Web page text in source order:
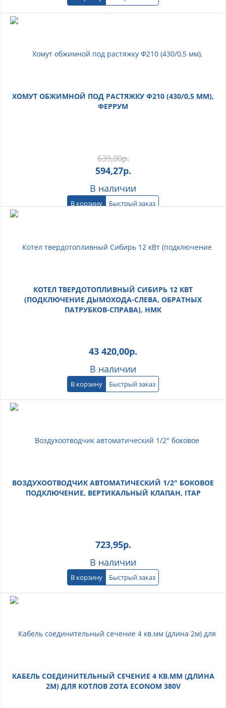
ХОМУТ ОБЖИМНОЙ ПОД РАСТЯЖКУ Ф210 (430/0,5 ММ),
ФЕРРУМ
639,00р.
594,27р.
В наличии
В корзину Быстрый заказ
КОТЕЛ ТВЕРДОТОПЛИВНЫЙ СИБИРЬ 12 КВТ
(ПОДКЛЮЧЕНИЕ ДЫМОХОДА-СЛЕВА, ОБРАТНЫХ
ПАТРУБКОВ-СПРАВА), НМК
43 420,00р.
В наличии
В корзину Быстрый заказ
ВОЗДУХООТВОДЧИК АВТОМАТИЧЕСКИЙ 1/2" БОКОВОЕ
ПОДКЛЮЧЕНИЕ, ВЕРТИКАЛЬНЫЙ КЛАПАН, ITAP
723,95р.
В наличии
В корзину Быстрый заказ
КАБЕЛЬ СОЕДИНИТЕЛЬНЫЙ СЕЧЕНИЕ 4 КВ.ММ (ДЛИНА
2М) ДЛЯ КОТЛОВ ZOTA ECONOM 380V